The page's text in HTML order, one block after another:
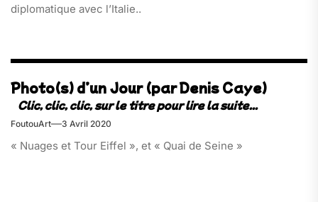
diplomatique avec l’Italie..
Photo(s) d’un Jour (par Denis Caye)
FoutouArt 3 Avril 2020
« Nuages et Tour Eiffel », et « Quai de Seine »